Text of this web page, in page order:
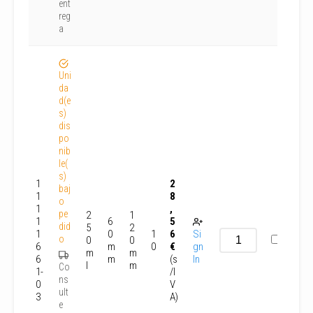
ent
reg
a
1
1
1
1
1
6
6
1-
0
3
Uni
da
d(e
s)
dis
po
nib
le(
s)
baj
o
pe
did
o
Co
ns
ult
e
2
5
0
m
l
6
0
m
m
1
2
0
m
m
1
0
2
8
,
5
6
€
(s
/I
V
A)
Si
gn
In